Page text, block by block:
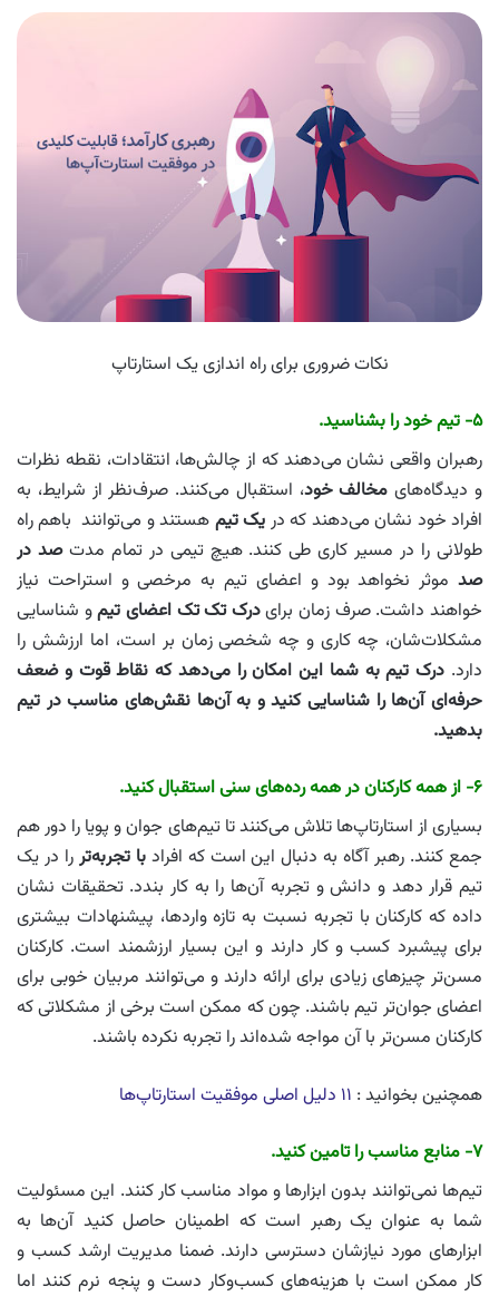
نکات ضروری برای راه اندازی یک استارتاپ
۵- تیم خود را بشناسید.
رهبران واقعی نشان می‌دهند که از چالش‌ها، انتقادات، نقطه نظرات
و دیدگاه‌های مخالف خود، استقبال می‌کنند. صرف‌نظر از شرایط، به
افراد خود نشان می‌دهند که در یک تیم هستند و می‌توانند باهم راه
طولانی را در مسیر کاری طی کنند. هیچ تیمی در تمام مدتصد در
صد موثر نخواهد بود و اعضای تیم به مرخصی و استراحت نیاز
خواهند داشت. صرف زمان برایدرک تک تک اعضای تیمو شناسایی
مشکلات‌شان، چه کاری و چه شخصی زمان بر است، اما ارزشش را
دارد. درک تیم به شما این امکان را می‌دهد که نقاط قوت و ضعف
حرفه‌ای آن‌ها را شناسایی کنید و به آن‌ها نقش‌های مناسب در تیم
بدهید.
۶- از همه کارکنان در همه رده‌های سنی استقبال کنید.
بسیاری از استارتاپ‌ها تلاش می‌کنند تا تیم‌های جوان و پویا را دور هم
جمع کنند. رهبر آگاه به دنبال این است که افرادبا تجربهتر را در یک
تیم قرار دهد و دانش و تجربه آن‌ها را به کار بندد. تحقیقات نشان
داده که کارکنان با تجربه نسبت به تازه واردها، پیشنهادات بیشتری
برای پیشبرد کسب و کار دارند و این بسیار ارزشمند است. کارکنان
مسن‌تر چیزهای زیادی برای ارائه دارند و می‌توانند مربیان خوبی برای
اعضای جوان‌تر تیم باشند. چون که ممکن است برخی از مشکلاتی که
کارکنان مسن‌تر با آن مواجه شده‌اند را تجربه نکرده باشند.
همچنین بخوانید : ۱۱ دلیل اصلی موفقیت استارتاپ‌ها
۷- منابع مناسب را تامین کنید.
تیم‌ها نمی‌توانند بدون ابزارها و مواد مناسب کار کنند. این مسئولیت
شما به عنوان یک رهبر است که اطمینان حاصل کنید آن‌ها به
ابزارهای مورد نیازشان دسترسی دارند. ضمنا مدیریت ارشد کسب و
کار ممکن است با هزینه‌های کسب‌وکار دست و پنجه نرم کنند اما